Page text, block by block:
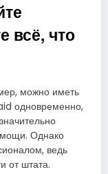
всё, что
можно иметь
одновременно,
Однако
ведь
от штата.